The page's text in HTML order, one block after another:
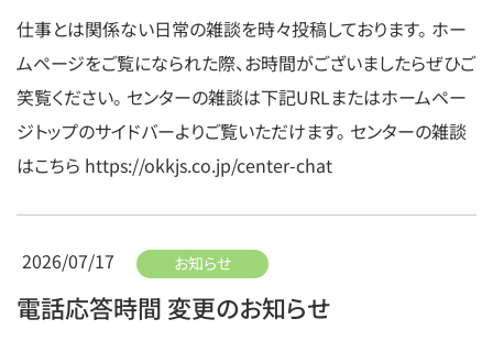
仕事とは関係ない日常の雑談を時々投稿しております。 ホー
ムページをご覧になられた際、お時間がございましたらぜひご
笑覧ください。 センターの雑談は下記URLまたはホームペー
ジトップのサイドバーよりご覧いただけます。 センターの雑談
はこちら https://okkjs.co.jp/center-chat
2026/07/17 お知らせ
電話応答時間 変更のお知らせ